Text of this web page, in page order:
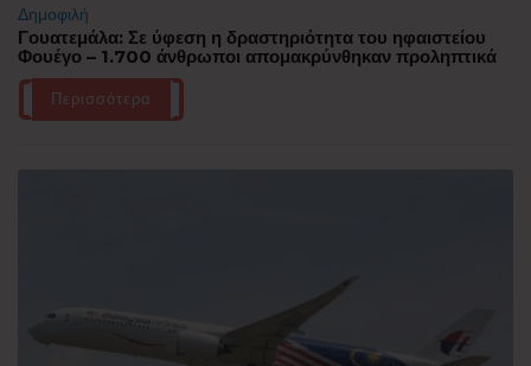
Δημοφιλή
Γουατεμάλα: Σε ύφεση η δραστηριότητα του ηφαιστείου
Φουέγο – 1.700 άνθρωποι απομακρύνθηκαν προληπτικά
Περισσότερα